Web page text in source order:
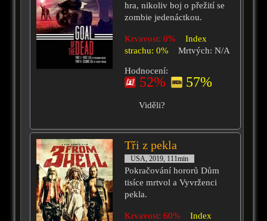
hra, nikoliv boj o přežití se
zombie jedenáctkou.
Krvavost: 0%
Index
strachu: 0%
Mrtvých: N/A
Hodnocení:
52% 57%
Viděli?
Tři z pekla
USA, 2019, 111min
Pokračování hororů Dům
tisíce mrtvol a Vyvrženci
pekla.
Krvavost: 60%
Index